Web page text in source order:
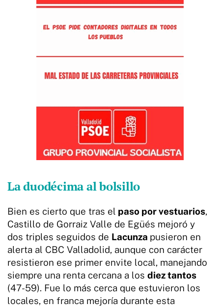
La duodécima al bolsillo
Bien es cierto que tras el paso por vestuarios,
Castillo de Gorraiz Valle de Egüés mejoró y
dos triples seguidos de Lacunza pusieron en
alerta al CBC Valladolid, aunque con carácter
resistieron ese primer envite local, manejando
siempre una renta cercana a los diez tantos
(47-59). Fue lo más cerca que estuvieron los
locales, en franca mejoría durante esta